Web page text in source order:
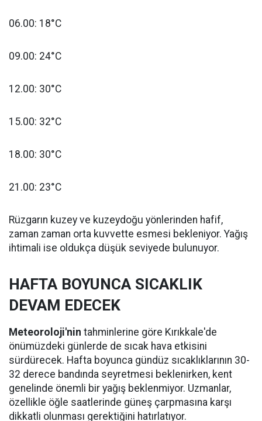
06.00: 18°C
09.00: 24°C
12.00: 30°C
15.00: 32°C
18.00: 30°C
21.00: 23°C
Rüzgarın kuzey ve kuzeydoğu yönlerinden hafif,
zaman zaman orta kuvvette esmesi bekleniyor. Yağış
ihtimali ise oldukça düşük seviyede bulunuyor.
HAFTA BOYUNCA SICAKLIK
DEVAM EDECEK
Meteoroloji'nin tahminlerine göre Kırıkkale'de
önümüzdeki günlerde de sıcak hava etkisini
sürdürecek. Hafta boyunca gündüz sıcaklıklarının 30-
32 derece bandında seyretmesi beklenirken, kent
genelinde önemli bir yağış beklenmiyor. Uzmanlar,
özellikle öğle saatlerinde güneş çarpmasına karşı
dikkatli olunması gerektiğini hatırlatıyor.